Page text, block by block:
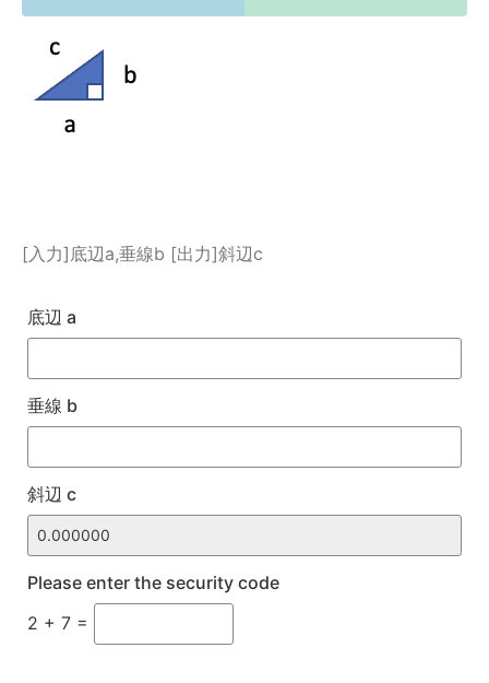
[入力]底辺a,垂線b [出力]斜辺c
底辺 a
垂線 b
斜辺 c
Please enter the security code
2 + 7 =